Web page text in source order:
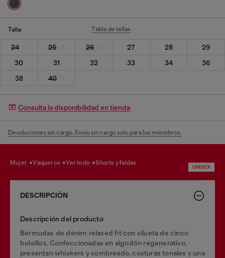
Talla: Tabla de tallas
24 25 26 27 28
29
30
31 32 33 34
36
38
40
Consulta la disponibilidad en tienda
Devoluciones sin cargo. Envío sin cargo solo para los miembros.
mujer vaqueros ver todo shorts y faldas
UNISEX
DESCRIPCIÓN
Descripción del producto
Bermudas de denim relaxed fit con silueta de cinco
bolsillos. Confeccionadas en algodón regenerativo,
presentan whiskers y sombreado, costuras tonales y una